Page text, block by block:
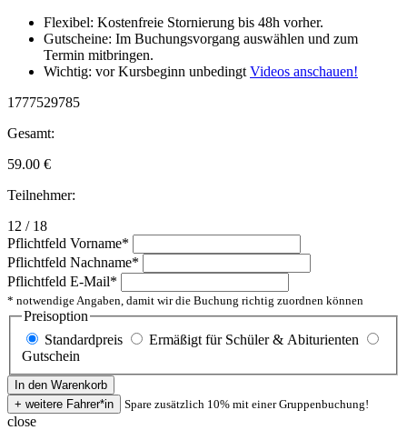
Flexibel: Kostenfreie Stornierung bis 48h vorher.
Gutscheine: Im Buchungsvorgang auswählen und zum
Termin mitbringen.
Wichtig: vor Kursbeginn unbedingt Videos anschauen!
1777529785
Gesamt:
59.00 €
Teilnehmer:
12 / 18
Pflichtfeld Vorname*
Pflichtfeld Nachname*
Pflichtfeld E-Mail*
* notwendige Angaben, damit wir die Buchung richtig zuordnen können
Preisoption
Standardpreis
Ermäßigt für Schüler & Abiturienten
Gutschein
Spare zusätzlich 10% mit einer Gruppenbuchung!
close